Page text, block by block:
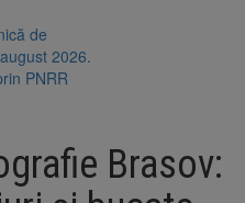
de
2026.
PNRR
de
Brasov: